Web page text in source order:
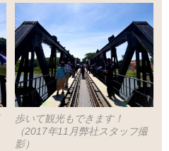
歩いて観光もできます！
（2017年11月弊社スタッフ撮
影）